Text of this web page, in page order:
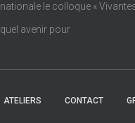
nationale le colloque «
quel avenir pour
ATELIERS CONTACT